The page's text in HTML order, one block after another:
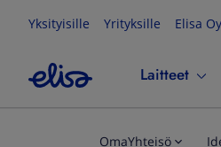
Yksityisille Yrityksille Elisa
Laitteet
OmaYhteisö